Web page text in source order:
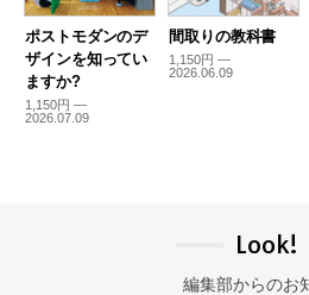
ポストモダンのデ
ザインを知ってい
ますか?
1,150円 —
2026.07.09
間取りの教科書
1,150円 —
2026.06.09
Look!
編集部からのお